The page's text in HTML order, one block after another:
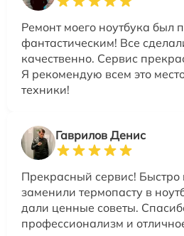
Ремонт моего ноутбука был
фантастическим! Все
качественно. Сервис
Я рекомендую всем это
техники!
Гаврилов Денис
Прекрасный сервис! Быстро
заменили термопасту в
дали ценные советы.
профессионализм и